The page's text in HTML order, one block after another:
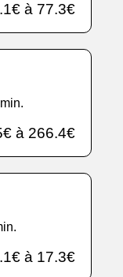
à 77.3€
à 266.4€
à 17.3€